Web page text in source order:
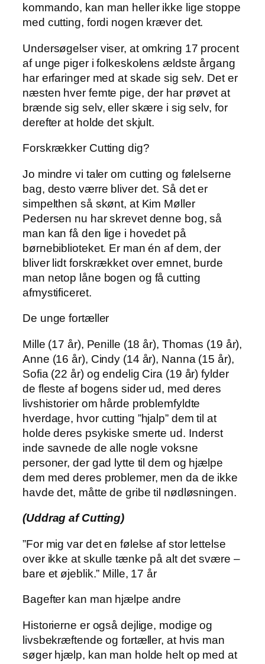
kommando, kan man heller ikke lige stoppe
med cutting, fordi nogen kræver det.
Undersøgelser viser, at omkring 17 procent
af unge piger i folkeskolens ældste årgang
har erfaringer med at skade sig selv. Det er
næsten hver femte pige, der har prøvet at
brænde sig selv, eller skære i sig selv, for
derefter at holde det skjult.
Forskrækker Cutting dig?
Jo mindre vi taler om cutting og følelserne
bag, desto værre bliver det. Så det er
simpelthen så skønt, at Kim Møller
Pedersen nu har skrevet denne bog, så
man kan få den lige i hovedet på
børnebiblioteket. Er man én af dem, der
bliver lidt forskrækket over emnet, burde
man netop låne bogen og få cutting
afmystificeret.
De unge fortæller
Mille (17 år), Penille (18 år), Thomas (19 år),
Anne (16 år), Cindy (14 år), Nanna (15 år),
Sofia (22 år) og endelig Cira (19 år) fylder
de fleste af bogens sider ud, med deres
livshistorier om hårde problemfyldte
hverdage, hvor cutting ”hjalp” dem til at
holde deres psykiske smerte ud. Inderst
inde savnede de alle nogle voksne
personer, der gad lytte til dem og hjælpe
dem med deres problemer, men da de ikke
havde det, måtte de gribe til nødløsningen.
(Uddrag af Cutting)
”For mig var det en følelse af stor lettelse
over ikke at skulle tænke på alt det svære –
bare et øjeblik.” Mille, 17 år
Bagefter kan man hjælpe andre
Historierne er også dejlige, modige og
livsbekræftende og fortæller, at hvis man
søger hjælp, kan man holde helt op med at